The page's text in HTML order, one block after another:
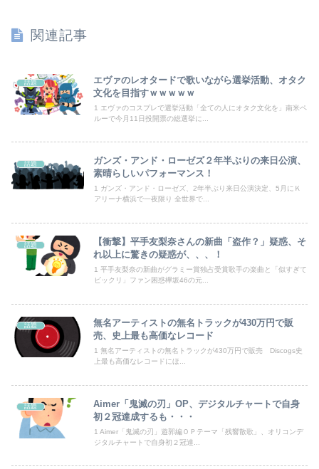
【画像】どのくノ一を快楽責めしたいｗｗｗｗｗ
【朗報】見せブラ、流行る。
お前ら米はどうやって保管してる？ワイはネットでポチったこれやで✌（※画像あり）
住み込み先の工場には、女性に異常なほど馴れ馴れしいおっさんがいた。周囲も困り果てていて…
後呂有紗アナ 袖口からインナーチラ見え！！
【画像】抜けるヱロアニメ教えてｗｗｗｗｗ
北朝鮮の弾道ミサイル部隊、ロシアのヴォロネジ州に展開か…北朝鮮は本質的にウクライナと戦争状態に！
関連記事
話題
エヴァのレオタードで歌いながら選挙活動、オタク
文化を目指すｗｗｗｗｗ
1 エヴァのコスプレで選挙活動「全ての人にオタク文化を」南米ペ
ルーで今月11日投開票の総選挙に...
話題
ガンズ・アンド・ローゼズ２年半ぶりの来日公演、
素晴らしいパフォーマンス！
1 ガンズ・アンド・ローゼズ、2年半ぶり来日公演決定、5月にＫ
アリーナ横浜で一夜限り 全世界で...
話題
【衝撃】平手友梨奈さんの新曲「盗作？」疑惑、そ
れ以上に驚きの疑惑が、、、！
1 平手友梨奈の新曲がグラミー賞独占受賞歌手の楽曲と「似すぎて
ビックリ」ファン困惑欅坂46の元...
話題
無名アーティストの無名トラックが430万円で販
売、史上最も高価なレコード
1 無名アーティストの無名トラックが430万円で販売 Discogs史
上最も高価なレコードにほ...
話題
Aimer「鬼滅の刃」OP、デジタルチャートで自身
初２冠達成するも・・・
1 Aimer「鬼滅の刃」遊郭編ＯＰテーマ「残響散歌」、オリコンデ
ジタルチャートで自身初２冠達...